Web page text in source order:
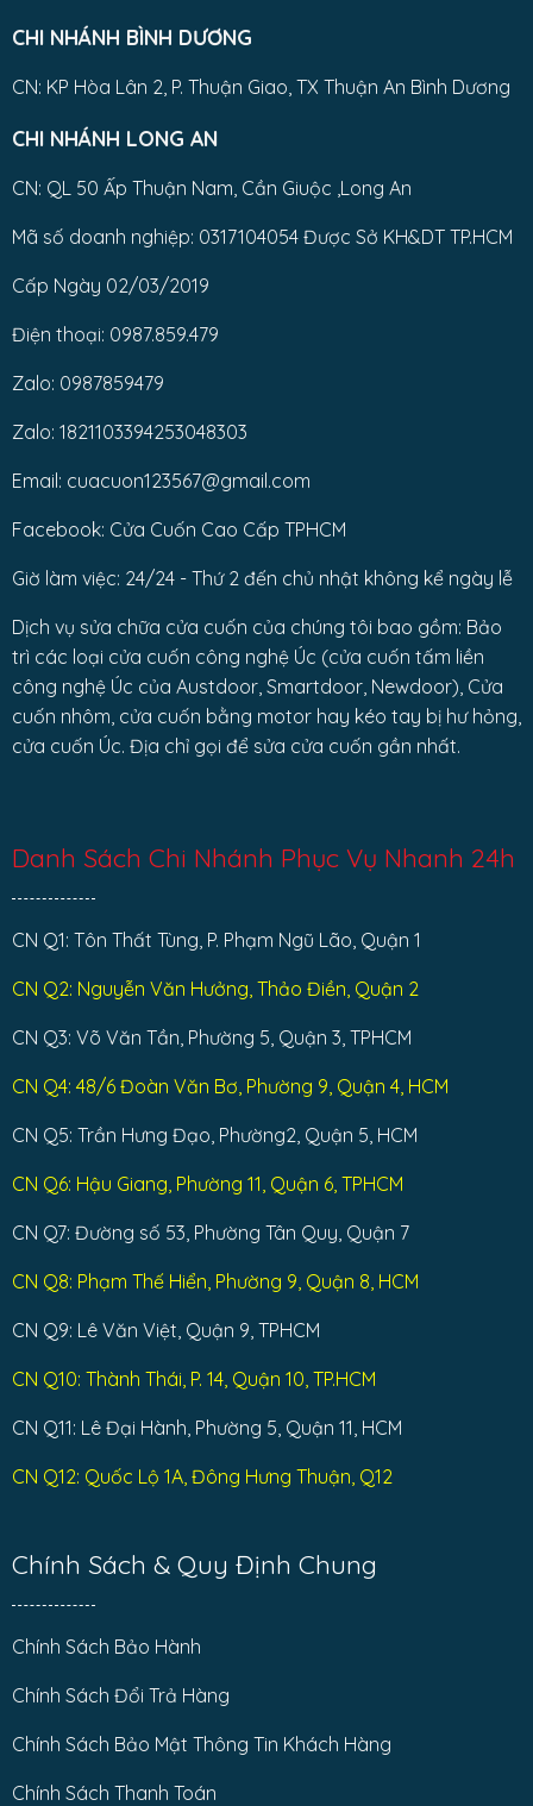
CHI NHÁNH BÌNH DƯƠNG
CN: KP Hòa Lân 2, P. Thuận Giao, TX Thuận An Bình Dương
CHI NHÁNH LONG AN
CN: QL 50 Ấp Thuận Nam, Cần Giuộc ,Long An
Mã số doanh nghiệp: 0317104054 Được Sở KH&DT TP.HCM
Cấp Ngày 02/03/2019
Điện thoại: 0987.859.479
Zalo: 0987859479
Zalo: 1821103394253048303
Email: cuacuon123567@gmail.com
Facebook: Cửa Cuốn Cao Cấp TPHCM
Giờ làm việc: 24/24 - Thứ 2 đến chủ nhật không kể ngày lễ
Dịch vụ sửa chữa cửa cuốn của chúng tôi bao gồm: Bảo
trì các loại cửa cuốn công nghệ Úc (cửa cuốn tấm liền
công nghệ Úc của Austdoor, Smartdoor, Newdoor), Cửa
cuốn nhôm, cửa cuốn bằng motor hay kéo tay bị hư hỏng,
cửa cuốn Úc. Địa chỉ gọi để sửa cửa cuốn gần nhất.
Danh Sách Chi Nhánh Phục Vụ Nhanh 24h
CN Q1: Tôn Thất Tùng, P. Phạm Ngũ Lão, Quận 1
CN Q2: Nguyễn Văn Hưởng, Thảo Điền, Quận 2
CN Q3: Võ Văn Tần, Phường 5, Quận 3, TPHCM
CN Q4: 48/6 Đoàn Văn Bơ, Phường 9, Quận 4, HCM
CN Q5: Trần Hưng Đạo, Phường2, Quận 5, HCM
CN Q6: Hậu Giang, Phường 11, Quận 6, TPHCM
CN Q7: Đường số 53, Phường Tân Quy, Quận 7
CN Q8: Phạm Thế Hiển, Phường 9, Quận 8, HCM
CN Q9: Lê Văn Việt, Quận 9, TPHCM
CN Q10: Thành Thái, P. 14, Quận 10, TP.HCM
CN Q11: Lê Đại Hành, Phường 5, Quận 11, HCM
CN Q12: Quốc Lộ 1A, Đông Hưng Thuận, Q12
Chính Sách & Quy Định Chung
Chính Sách Bảo Hành
Chính Sách Đổi Trả Hàng
Chính Sách Bảo Mật Thông Tin Khách Hàng
Chính Sách Thanh Toán